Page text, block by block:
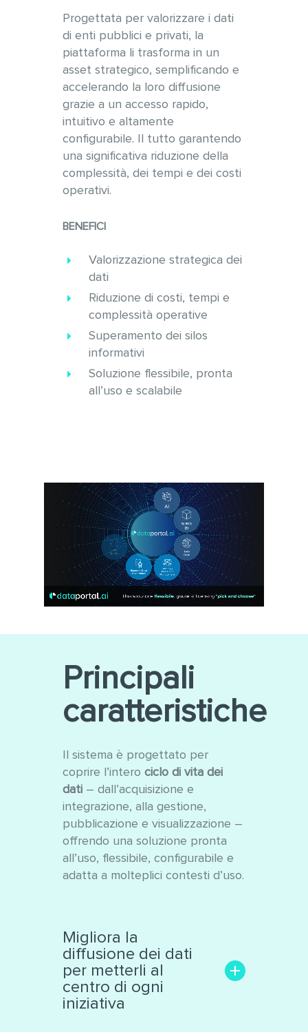
Progettata per valorizzare i dati
di enti pubblici e privati, la
piattaforma li trasforma in un
asset strategico, semplificando e
accelerando la loro diffusione
grazie a un accesso rapido,
intuitivo e altamente
configurabile. Il tutto garantendo
una significativa riduzione della
complessità, dei tempi e dei costi
operativi.
BENEFICI
Valorizzazione strategica dei
dati
Riduzione di costi, tempi e
complessità operative
Superamento dei silos
informativi
Soluzione flessibile, pronta
all’uso e scalabile
Principali
caratteristiche
Il sistema è progettato per
coprire l’intero ciclo di vita dei
dati– dall’acquisizione e
integrazione, alla gestione,
pubblicazione e visualizzazione –
offrendo una soluzione pronta
all’uso, flessibile, configurabile e
adatta a molteplici contesti d’uso.
Migliora la
diffusione dei dati
per metterli al
centro di ogni
iniziativa